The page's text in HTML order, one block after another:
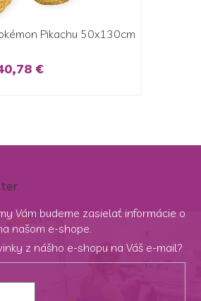
Pikachu 50x130cm
€
Vám budeme zasielať informácie o
našom e-shope.
z nášho e-shopu na Váš e-mail?